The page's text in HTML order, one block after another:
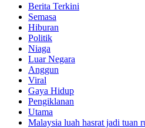
Berita Terkini
Semasa
Hiburan
Politik
Niaga
Luar Negara
Anggun
Viral
Gaya Hidup
Pengiklanan
Utama
Malaysia luah hasrat jadi tuan